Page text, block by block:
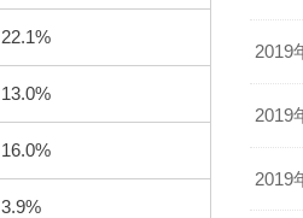
22.1%
13.0%
16.0%
3.9%
2019
2019
2019